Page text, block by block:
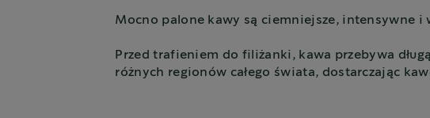
Mocno palone kawy są ciemniejsze, intensywne i
Przed trafieniem do filiżanki, kawa przebywa
różnych regionów całego świata, dostarczając